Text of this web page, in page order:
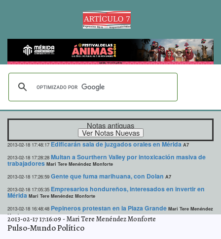
Notas antiguas
2013-02-18 17:48:17 Edificarán sala de juzgados orales en Mérida A7
2013-02-18 17:28:28 Multan a Sourthern Valley por intoxicación masiva de
trabajadores Mari Tere Menéndez Monforte
2013-02-18 17:26:59 Gente que fuma marihuana, con Dolan A7
2013-02-18 17:05:35 Empresarios hondureños, interesados en invertir en
Mérida Mari Tere Menéndez Monforte
2013-02-18 16:48:48 Pepineros protestan en la Plaza Grande Mari Tere Menéndez
Monforte
2013-02-18 16:47:04 Choque de autobuses en carretera a Progreso deja 24
lesionados
2013-02-17 17:16:09 -Mari Tere Menéndez Monforte
Pulso-Mundo Político